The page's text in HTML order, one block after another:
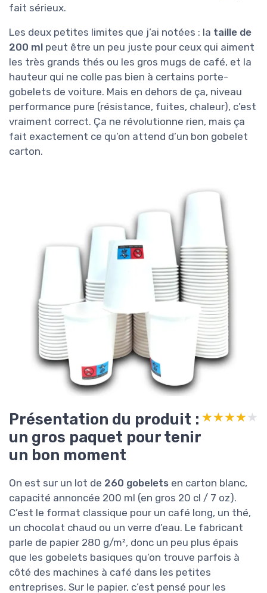
fait sérieux.
Les deux petites limites que j’ai notées : la taille de
200 ml peut être un peu juste pour ceux qui aiment
les très grands thés ou les gros mugs de café, et la
hauteur qui ne colle pas bien à certains porte-
gobelets de voiture. Mais en dehors de ça, niveau
performance pure (résistance, fuites, chaleur), c’est
vraiment correct. Ça ne révolutionne rien, mais ça
fait exactement ce qu’on attend d’un bon gobelet
carton.
Présentation du produit :
un gros paquet pour tenir
un bon moment
★★★★★
★★★★★
On est sur un lot de 260 gobelets en carton blanc,
capacité annoncée 200 ml (en gros 20 cl / 7 oz).
C’est le format classique pour un café long, un thé,
un chocolat chaud ou un verre d’eau. Le fabricant
parle de papier 280 g/m², donc un peu plus épais
que les gobelets basiques qu’on trouve parfois à
côté des machines à café dans les petites
entreprises. Sur le papier, c’est pensé pour les